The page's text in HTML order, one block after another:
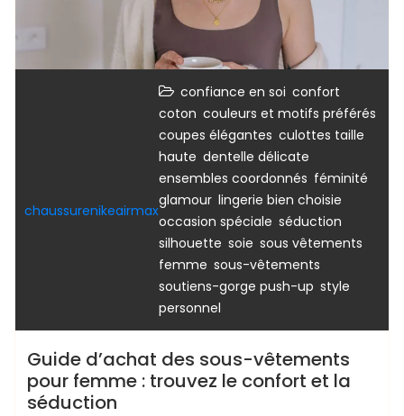
chaussurenikeairmax
confiance en soi confort
coton couleurs et motifs préférés
coupes élégantes culottes taille
haute dentelle délicate
ensembles coordonnés féminité
glamour lingerie bien choisie
occasion spéciale séduction
silhouette soie sous vêtements
femme sous-vêtements
soutiens-gorge push-up style
personnel
Guide d’achat des sous-vêtements
pour femme : trouvez le confort et la
séduction